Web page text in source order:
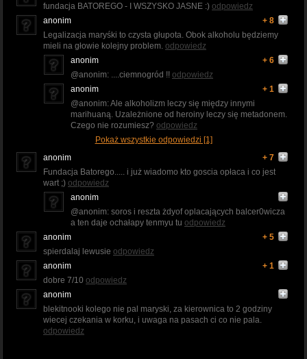
fundacja BATOREGO - I WSZYSKO JASNE :) odpowiedz
anonim
+ 8
Legalizacja maryśki to czysta głupota. Obok alkoholu będziemy
mieli na głowie kolejny problem. odpowiedz
anonim
+ 6
@anonim: ....ciemnogród !! odpowiedz
anonim
+ 1
@anonim: Ale alkoholizm leczy się między innymi
marihuaną. Uzależnione od heroiny leczy się metadonem.
Czego nie rozumiesz? odpowiedz
Pokaż wszystkie odpowiedzi [1]
anonim
+ 7
Fundacja Batorego..... i już wiadomo kto goscia opłaca i co jest
wart ;) odpowiedz
anonim
@anonim: soros i reszta żdyof oplacających balcer0wicza
a ten daje ochałapy tenmyu tu odpowiedz
anonim
+ 5
spierdalaj lewusie odpowiedz
anonim
+ 1
dobre 7/10 odpowiedz
anonim
blekitnooki kolego nie pal maryski, za kierownica to 2 godziny
wiecej czekania w korku, i uwaga na pasach ci co nie pala.
odpowiedz